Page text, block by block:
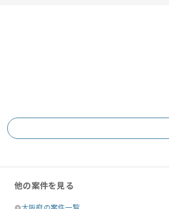
他の案件を見る